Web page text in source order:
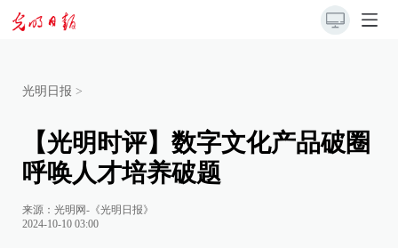
光明日报 >
【光明时评】数字文化产品破圈
呼唤人才培养破题
来源： 光明网-《光明日报》
2024-10-10 03:00